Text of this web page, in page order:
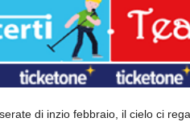
di inzio febbraio, il cielo ci